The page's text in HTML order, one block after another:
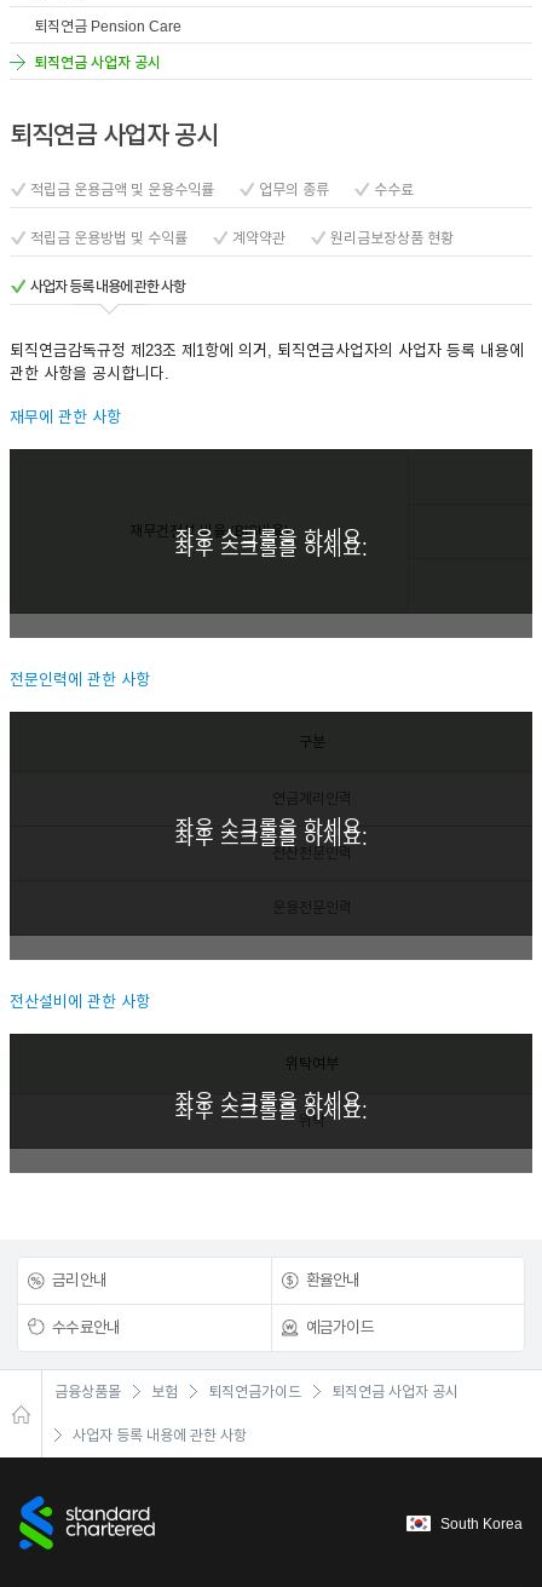
퇴직연금 Pension Care
퇴직연금 사업자 공시
퇴직연금 사업자 공시
적립금 운용금액 및 운용수익률 업무의 종류 수수료
적립금 운용방법 및 수익률 계약약관 원리금보장상품 현황
사업자 등록 내용에 관한 사항
퇴직연금감독규정 제23조 제1항에 의거, 퇴직연금사업자의 사업자 등록 내용에
관한 사항을 공시합니다.
재무에 관한 사항
재무건전성 비율 (BIS비율)
좌우 스크롤을 하세요.
좌우 스크롤을 하세요.
전문인력에 관한 사항
구분
연금계리인력
전산전문인력
운용전문인력
좌우 스크롤을 하세요.
좌우 스크롤을 하세요.
전산설비에 관한 사항
위탁여부
위탁
좌우 스크롤을 하세요.
좌우 스크롤을 하세요.
금리안내 환율안내
수수료안내 예금가이드
금융상품몰 보험 퇴직연금가이드 퇴직연금 사업자 공시
사업자 등록 내용에 관한 사항
South Korea